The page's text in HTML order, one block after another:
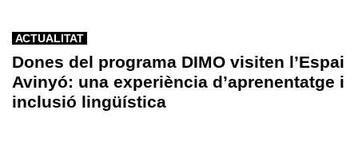
ACTUALITAT
Dones del programa DIMO visiten l’Espai
Avinyó: una experiència d’aprenentatge i
inclusió lingüística